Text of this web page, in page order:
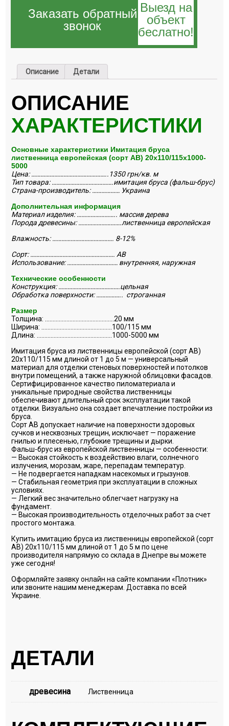
Заказать обратный
звонок
Выезд на
объект
беслатно!
Описание Детали
ОПИСАНИЕ
ХАРАКТЕРИСТИКИ
Основные характеристики Имитация бруса
лиственница европейская (сорт АВ) 20х110/115х1000-
5000
Цена: …………………………………………..1350 грн/кв. м
Тип товара: ………………………………….имитация бруса (фальш-брус)
Страна-производитель: ……………… Украина
Дополнительная информация
Материал изделия: …………………….. массив дерева
Порода древесины: ……………………….лиственница европейская
Влажность: …………………………………. 8-12%
Сорт: ………………………………………………. АВ
Использование: …………………………… внутренняя, наружная
Технические особенности
Конструкция: ………………………………….цельная
Обработка поверхности: …………….. строганная
Размер
Толщина: ………………………………………20 мм
Ширина: ……………………………………….100/115 мм
Длина: ………………………………………….1000-5000 мм
Имитация бруса из лиственницы европейской (сорт АВ)
20х110/115 мм длиной от 1 до 5 м — универсальный
материал для отделки стеновых поверхностей и потолков
внутри помещений, а также наружной облицовки фасадов.
Сертифицированное качество пиломатериала и
уникальные природные свойства лиственницы
обеспечивают длительный срок эксплуатации такой
отделки. Визуально она создает впечатление постройки из
бруса.
Сорт АВ допускает наличие на поверхности здоровых
сучков и несквозных трещин, исключает — поражение
гнилью и плесенью, глубокие трещины и дырки.
Фальш-брус из европейской лиственницы — особенности:
— Высокая стойкость к воздействию влаги, солнечного
излучения, морозам, жаре, перепадам температур.
— Не подвергается нападкам насекомых и грызунов.
— Стабильная геометрия при эксплуатации в сложных
условиях.
— Легкий вес значительно облегчает нагрузку на
фундамент.
— Высокая производительность отделочных работ за счет
простого монтажа.
Купить имитацию бруса из лиственницы европейской (сорт
АВ) 20х110/115 мм длиной от 1 до 5 м по цене
производителя напрямую со склада в Днепре вы можете
уже сегодня!
Оформляйте заявку онлайн на сайте компании «Плотник»
или звоните нашим менеджерам. Доставка по всей
Украине.
ДЕТАЛИ
древесина Лиственница